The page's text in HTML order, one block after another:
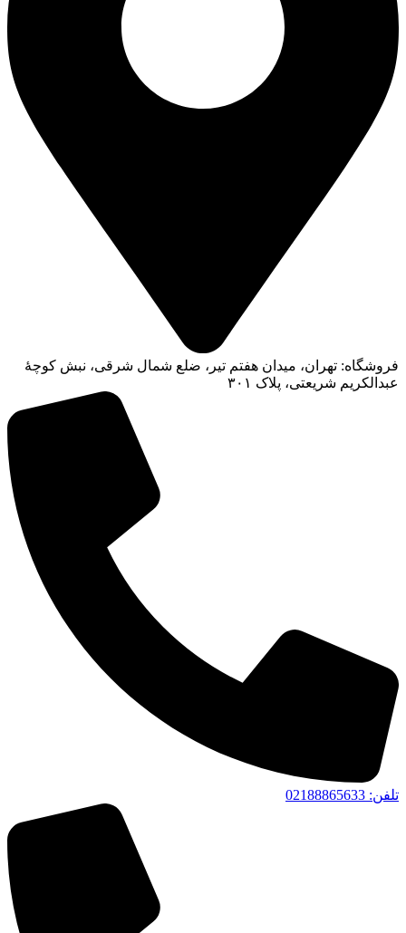
فروشگاه: تهران، میدان هفتم تیر، ضلع شمال شرقی، نبش کوچۀ
عبدالکریم شریعتی، پلاک ۳۰۱
تلفن‌: 02188865633